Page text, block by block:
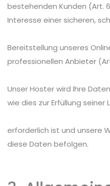
bestehenden Kunden (Art. 6
Interesse einer sicheren,
Bereitstellung unseres
professionellen Anbieter
Unser Hoster wird Ihre
wie dies zur Erfüllung
erforderlich ist und unsere
diese Daten befolgen.